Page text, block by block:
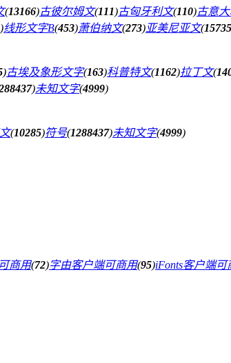
(13166)古彼尔姆文(111)古匈牙利文(110)古意
)线形文字B(453)萧伯纳文(273)亚美尼亚文(15735
)古埃及象形文字(163)科普特文(1162)拉丁文(
)未知文字(4999)
(10285)符号(1288437)未知文字(4999)
商用(72)字由客户端可商用(95)iFonts客户端可